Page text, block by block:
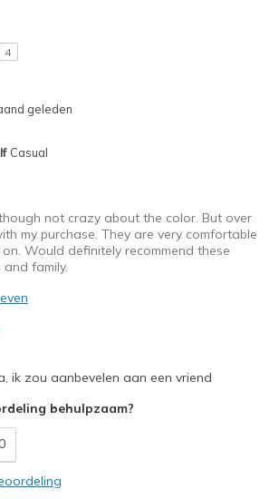
Feels true to width
Shoes are for Wearing
4
geleden
Casual
not crazy about the color. But over
my purchase. They are very comfortable
Would definitely recommend these
family.
color
ik zou aanbevelen aan een vriend
behulpzaam?